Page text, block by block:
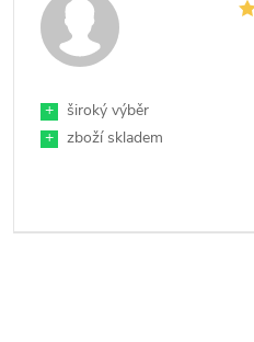
+
široký výběr
+
zboží skladem